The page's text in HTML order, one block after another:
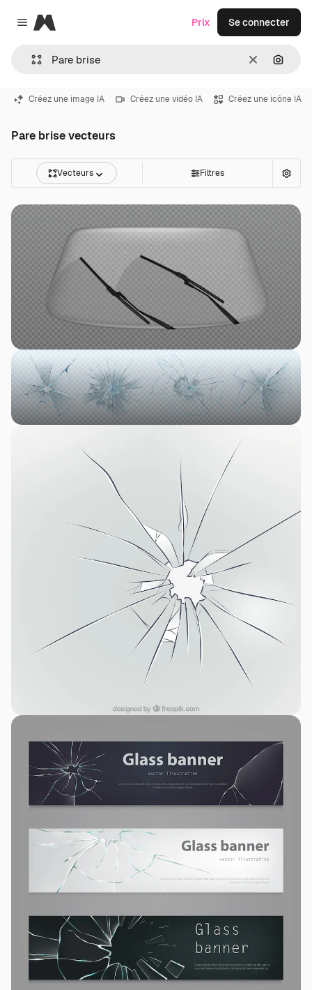
Close menu
Magnific
Effacer
Prix Se connecter
Créez une image IA Créez une vidéo IA Créez une icône IA
Pare brise vecteurs
Vecteurs Filtres